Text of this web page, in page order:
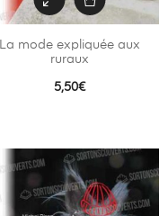
La mode expliquée aux
ruraux
5,50€